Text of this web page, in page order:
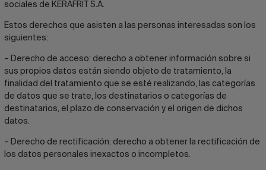
sociales de KERAFRIT S.A.
Estos derechos que asisten a las personas interesadas son los
siguientes:
– Derecho de acceso: derecho a obtener información sobre si
sus propios datos están siendo objeto de tratamiento, la
finalidad del tratamiento que se esté realizando, las categorías
de datos que se trate, los destinatarios o categorías de
destinatarios, el plazo de conservación y el origen de dichos
datos.
– Derecho de rectificación: derecho a obtener la rectificación de
los datos personales inexactos o incompletos.